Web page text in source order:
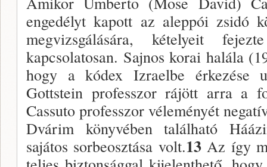
engedélyt kapott az aleppói zsidó
megvizsgálására, kételyeit
kapcsolatosan. Sajnos korai halála
hogy a kódex Izraelbe érkezése
Gottstein professzor rájött arra a
Cassuto professzor véleményét
Dvárim könyvében található
sajátos sorbeosztása volt.13Az így